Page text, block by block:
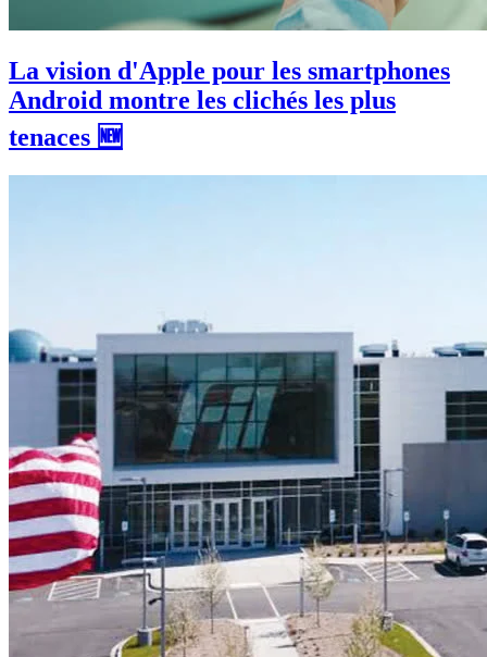
La vision d'Apple pour les smartphones
Android montre les clichés les plus
tenaces 🆕